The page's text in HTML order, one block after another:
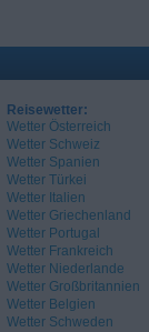
Reisewetter:
Wetter Österreich
Wetter Schweiz
Wetter Spanien
Wetter Türkei
Wetter Italien
Wetter Griechenland
Wetter Portugal
Wetter Frankreich
Wetter Niederlande
Wetter Großbritannien
Wetter Belgien
Wetter Schweden